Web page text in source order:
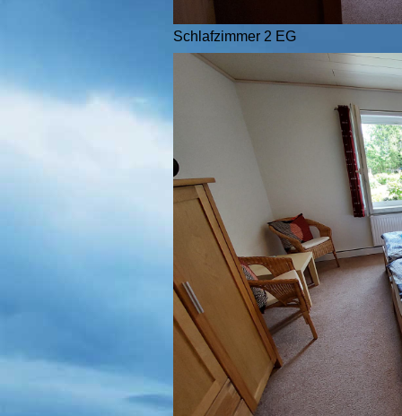
Schlafzimmer 2 EG